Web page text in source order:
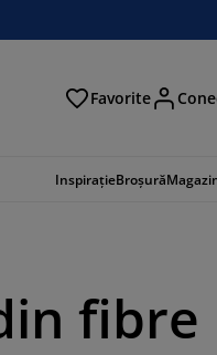
Favorite
InspirațieBroșură
fibre